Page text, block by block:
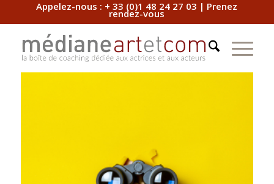
Appelez-nous : + 33 (0)1 48 24 27 03 | Prenez
rendez-vous
Trier parPar défaut
Afficher 15 Produits par page